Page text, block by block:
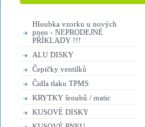
Hloubka vzorku u nových
pneu - NEPRODEJNÉ
PŘÍKLADY !!!
ALU DISKY
Čepičky ventilků
Čidla tlaku TPMS
KRYTKY šroubů / matic
KUSOVÉ DISKY